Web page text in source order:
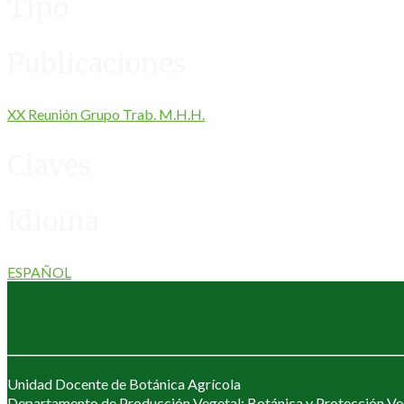
XX Reunión Grupo Trab. M.H.H.
ESPAÑOL
Unidad Docente de Botánica Agrícola